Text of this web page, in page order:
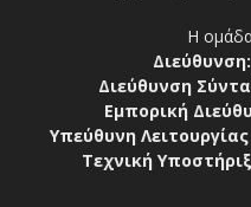
Η
Διεύθυνση:
Διεύθυνση
Εμπορική
Υπεύθυνη
Τεχνική